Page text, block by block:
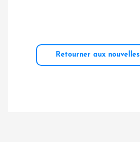
Retourner aux nouvelles